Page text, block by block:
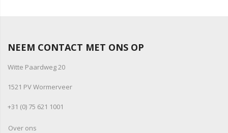
NEEM CONTACT MET ONS OP
Witte Paardweg 20
1521 PV Wormerveer
+31 (0) 75 621 1001
Over ons